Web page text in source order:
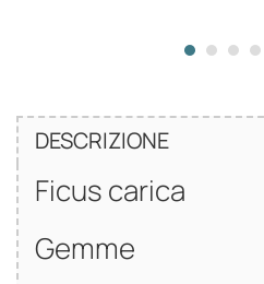
DESCRIZIONE
Ficus carica
Gemme